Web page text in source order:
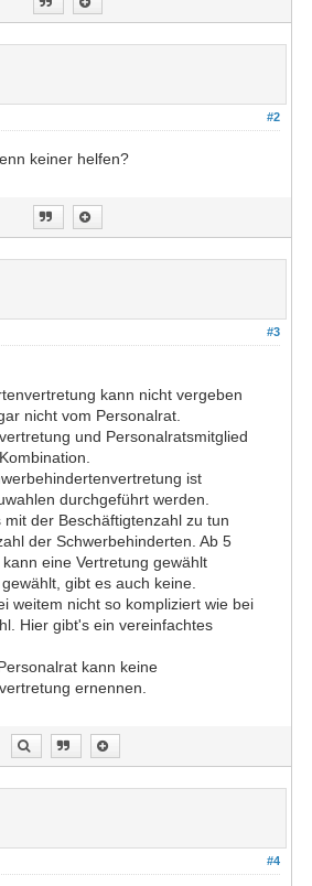
#2
keiner helfen?
#3
kann nicht vergeben
nicht vom Personalrat.
und Personalratsmitglied
ist
durchgeführt werden.
der Beschäftigtenzahl zu tun
der Schwerbehinderten. Ab 5
eine Vertretung gewählt
gibt es auch keine.
weitem nicht so kompliziert wie bei
Hier gibt's ein vereinfachtes
kann keine
ernennen.
#4